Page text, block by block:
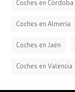
Coches en Córdoba
Coches en Almería
Coches en Jaén
Coches en Valencia